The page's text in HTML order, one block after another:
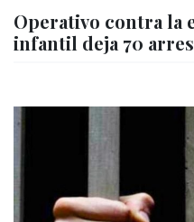
Operativo contra la
infantil deja 70